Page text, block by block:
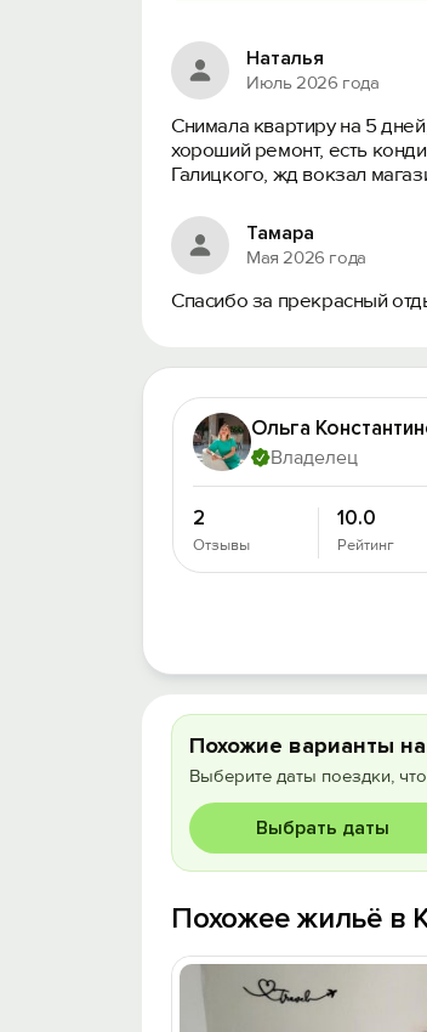
Наталья
Июль 2026 года
Снимала квартиру на 5
хороший ремонт, есть
Галицкого, жд вокзал
Тамара
Мая 2026 года
Спасибо за прекрасный
Ольга
Владелец
2
Отзывы
10.0
Рейтинг
Похожие варианты
Выберите даты поездки,
Выбрать даты
Похожее жильё в